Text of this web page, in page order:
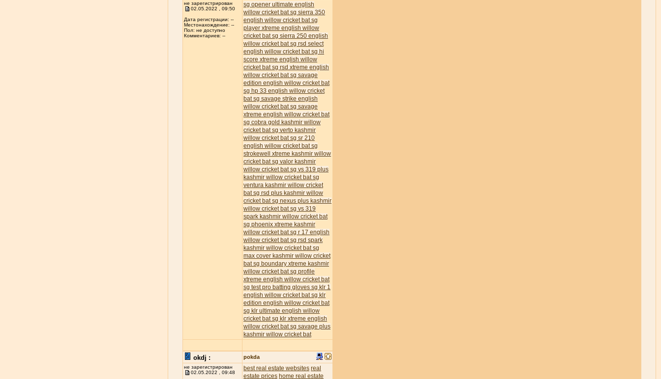
не зарегистрирован
02.05.2022 , 09:50
Дата регистрации: --
Местонахождение: --
Пол: не доступно
Комментариев: --
sg opener ultimate english
willow cricket batsg sierra 350
english willow cricket batsg
player xtreme english willow
cricket batsg sierra 250 english
willow cricket batsg rsd select
english willow cricket batsg hi
score xtreme english willow
cricket batsg rsd xtreme english
willow cricket batsg savage
edition english willow cricket bat
sg hp 33 english willow cricket
batsg savage strike english
willow cricket batsg savage
xtreme english willow cricket bat
sg cobra gold kashmir willow
cricket batsg verto kashmir
willow cricket batsg sr 210
english willow cricket batsg
strokewell xtreme kashmir willow
cricket batsg valor kashmir
willow cricket batsg vs 319 plus
kashmir willow cricket batsg
ventura kashmir willow cricket
batsg rsd plus kashmir willow
cricket batsg nexus plus kashmir
willow cricket batsg vs 319
spark kashmir willow cricket bat
sg phoenix xtreme kashmir
willow cricket batsg r 17 english
willow cricket batsg rsd spark
kashmir willow cricket batsg
max cover kashmir willow cricket
batsg boundary xtreme kashmir
willow cricket batsg profile
xtreme english willow cricket bat
sg test pro batting gloves sg klr 1
english willow cricket batsg klr
edition english willow cricket bat
sg klr ultimate english willow
cricket batsg klr xtreme english
willow cricket batsg savage plus
kashmir willow cricket bat
okdj : pokda
не зарегистрирован
02.05.2022 , 09:48
best real estate websites real
estate prices home real estate